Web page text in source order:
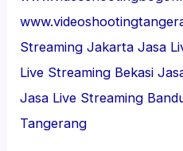
Streaming Jakarta Jasa
Live Streaming Bekasi
Jasa Live Streaming
Tangerang